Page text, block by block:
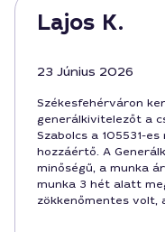
Lajos K.
23 Június 2026
Székesfehérváron
generálkivitelezőt a
Szabolcs a 105531-
hozzáértő. A
minőségű, a munka
munka 3 hét alatt
zökkenőmentes